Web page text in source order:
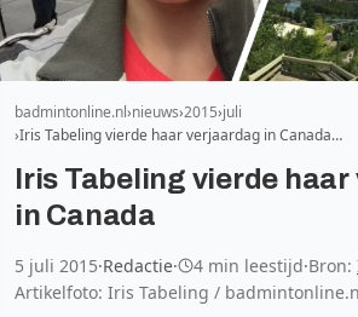
badmintonline.nl nieuws 2015 juli
Iris Tabeling vierde haar verjaardag in Canada…
Iris Tabeling vierde
in Canada
5 juli 2015·Redactie· 4 min leestijd·Bron:
Artikelfoto: Iris Tabeling /